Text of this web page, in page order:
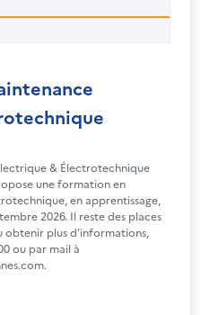
& Électrotechnique
une formation en
en apprentissage,
2026. Il reste des places
plus d’informations,
ou par mail à